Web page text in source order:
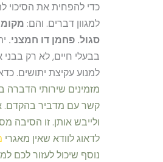
כדי להפחית את הסיכוי
למגוון דברים. והם:
סגול. פחמן דו חמצני.
בבעלי חיים, לא רק בבני
למנוע עקיצת יתושים.
מזמינים שירותי הדברה
קשר עם מדביר בהקדם.
ולייבש אותן. זו
לדאוג לוודא שאין מאגרי
נוסף שיכול לעזור לכם